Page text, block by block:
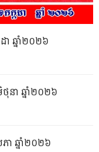
ា ឆ្នាំ២០២៦
នា ឆ្នាំ២០២៦
ា ឆ្នាំ២០២៦